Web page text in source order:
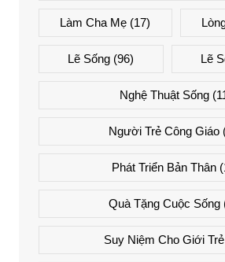
Làm Cha Mẹ (17)
Lẽ Sống (96) Lẽ
Nghệ Thuật Sống
Người Trẻ Công Giáo
Phát Triển Bản Thân
Quà Tặng Cuộc Sống
Suy Niệm Cho Giới Trẻ